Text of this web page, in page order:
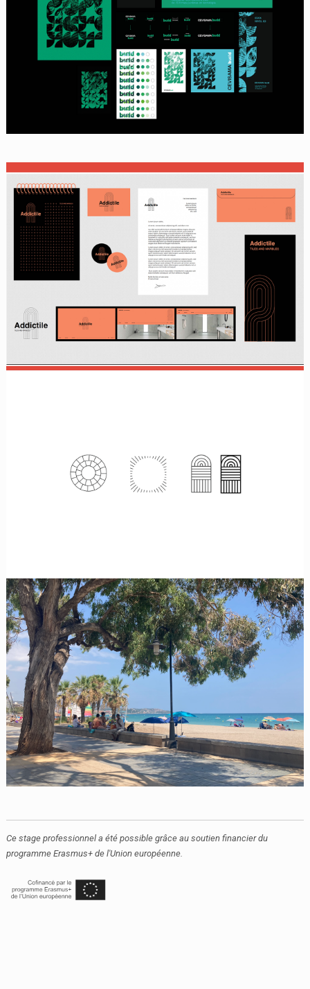
Ce stage professionnel a été possible grâce au soutien financier du
programme Erasmus+ de l'Union européenne.